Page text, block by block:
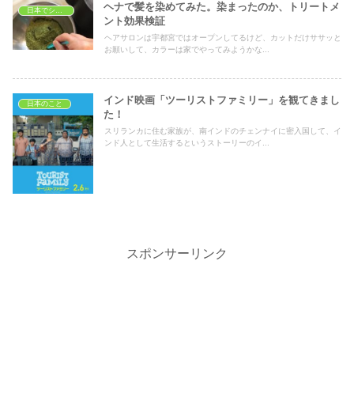
日本でショッピング
ヘナで髪を染めてみた。染まったのか、トリートメ
ント効果検証
ヘアサロンは宇都宮ではオープンしてるけど、カットだけササッと
お願いして、カラーは家でやってみようかな...
日本のこと
インド映画「ツーリストファミリー」を観てきまし
た！
スリランカに住む家族が、南インドのチェンナイに密入国して、イ
ンド人として生活するというストーリーのイ...
スポンサーリンク